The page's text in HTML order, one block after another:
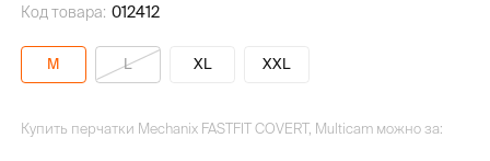
Код товара: 012412
M L XL XXL
Купить перчатки Mechanix FASTFIT COVERT, Multicam можно за: